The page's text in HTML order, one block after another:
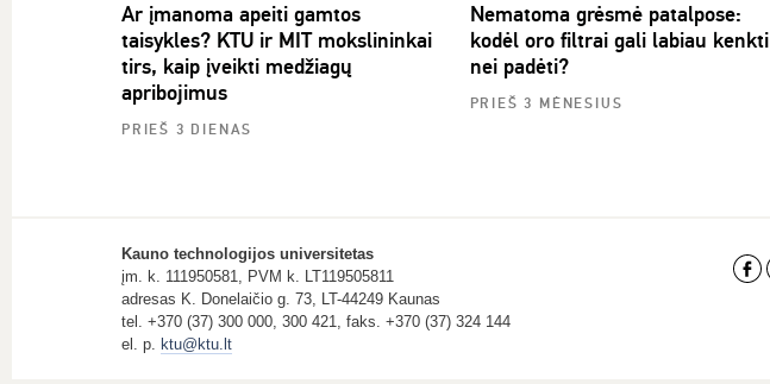
Ar įmanoma apeiti gamtos
taisykles? KTU ir MIT mokslininkai
tirs, kaip įveikti medžiagų
apribojimus
PRIEŠ 3 DIENAS
Nematoma grėsmė patalpose:
kodėl oro filtrai gali labiau kenkti
nei padėti?
PRIEŠ 3 MĖNESIUS
Kauno technologijos universitetas
įm. k. 111950581, PVM k. LT119505811
adresas K. Donelaičio g. 73, LT-44249 Kaunas
tel. +370 (37) 300 000, 300 421, faks. +370 (37) 324 144
el. p. ktu@ktu.lt